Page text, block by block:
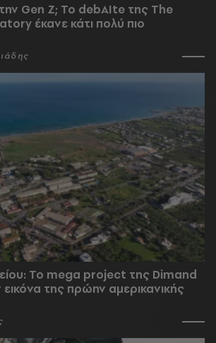
Gen Z; Το debAIte της The
έκανε κάτι πολύ πιο
To mega project της Dimand
εικόνα της πρώην αμερικανικής